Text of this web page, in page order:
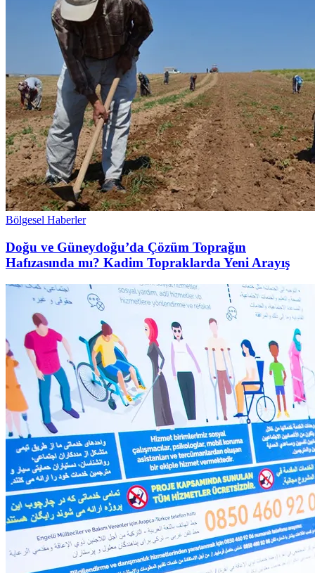
Bölgesel Haberler
Doğu ve Güneydoğu’da Çözüm Toprağın
Hafızasında mı? Kadim Topraklarda Yeni Arayış